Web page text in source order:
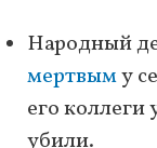
Народный
мертвыму
его
убили.